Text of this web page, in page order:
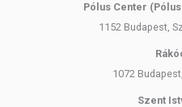
Pólus Center
1152 Budapest,
1072
Szent